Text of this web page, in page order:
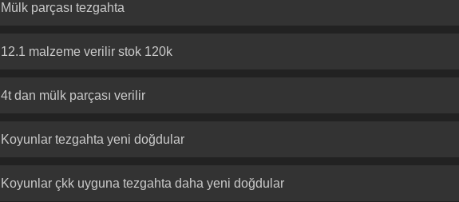
Mülk parçası tezgahta
12.1 malzeme verilir stok 120k
4t dan mülk parçası verilir
Koyunlar tezgahta yeni doğdular
Koyunlar çkk uyguna tezgahta daha yeni doğdular